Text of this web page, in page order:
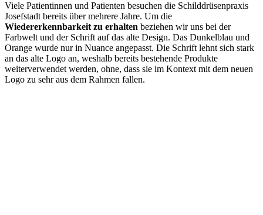
Viele Patientinnen und Patienten besuchen die Schilddrüsenpraxis
Josefstadt bereits über mehrere Jahre. Um die
Wiedererkennbarkeit zu erhalten beziehen wir uns bei der
Farbwelt und der Schrift auf das alte Design. Das Dunkelblau und
Orange wurde nur in Nuance angepasst. Die Schrift lehnt sich stark
an das alte Logo an, weshalb bereits bestehende Produkte
weiterverwendet werden, ohne, dass sie im Kontext mit dem neuen
Logo zu sehr aus dem Rahmen fallen.